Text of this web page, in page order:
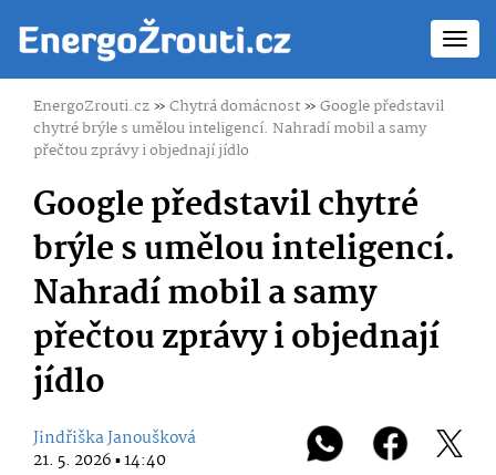
EnergoZrouti.cz»Chytrá domácnost»Google představil
chytré brýle s umělou inteligencí. Nahradí mobil a samy
přečtou zprávy i objednají jídlo
Google představil chytré
brýle s umělou inteligencí.
Nahradí mobil a samy
přečtou zprávy i objednají
jídlo
Jindřiška Janoušková
21. 5. 2026 ▪ 14:40